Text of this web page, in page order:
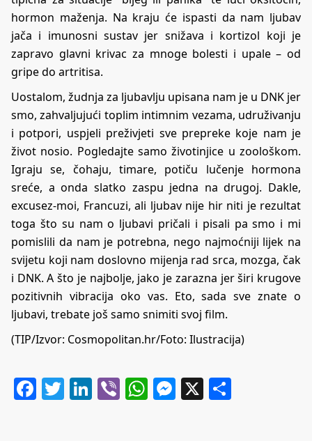
hormon maženja. Na kraju će ispasti da nam ljubav
jača i imunosni sustav jer snižava i kortizol koji je
zapravo glavni krivac za mnoge bolesti i upale – od
gripe do artritisa.
Uostalom, žudnja za ljubavlju upisana nam je u DNK jer
smo, zahvaljujući toplim intimnim vezama, udruživanju
i potpori, uspjeli preživjeti sve prepreke koje nam je
život nosio. Pogledajte samo životinjice u zoološkom.
Igraju se, čohaju, timare, potiču lučenje hormona
sreće, a onda slatko zaspu jedna na drugoj. Dakle,
excusez-moi, Francuzi, ali ljubav nije hir niti je rezultat
toga što su nam o ljubavi pričali i pisali pa smo i mi
pomislili da nam je potrebna, nego najmoćniji lijek na
svijetu koji nam doslovno mijenja rad srca, mozga, čak
i DNK. A što je najbolje, jako je zarazna jer širi krugove
pozitivnih vibracija oko vas. Eto, sada sve znate o
ljubavi, trebate još samo snimiti svoj film.
(TIP/Izvor: Cosmopolitan.hr/Foto: Ilustracija)
Facebook
Twitter
LinkedIn
ViberWhatsApp
Messenger
X